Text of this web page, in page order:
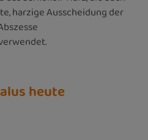
harzige Ausscheidung der
heute